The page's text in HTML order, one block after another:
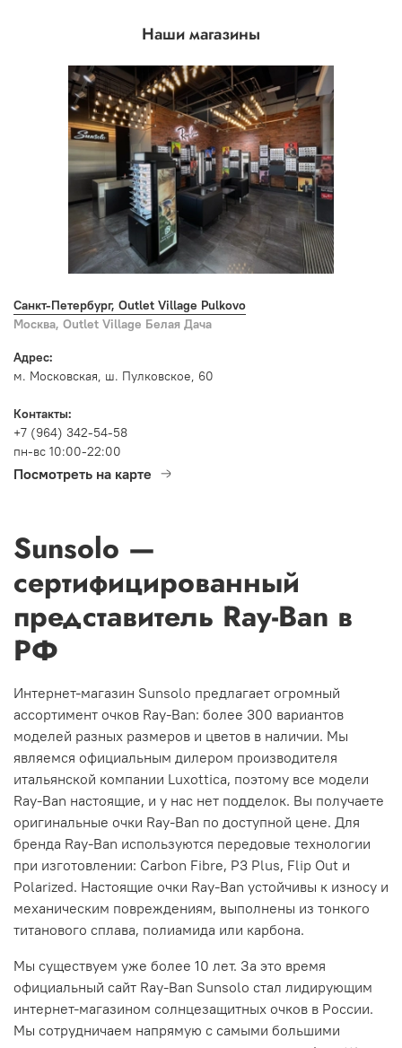
Наши магазины
Санкт-Петербург, Outlet Village Pulkovo
Москва, Outlet Village Белая Дача
Адрес:
м. Московская, ш. Пулковское, 60
Контакты:
+7 (964) 342-54-58
пн-вс 10:00-22:00
Посмотреть на карте
Sunsolo —
сертифицированный
представитель Ray-Ban в
РФ
Интернет-магазин Sunsolo предлагает огромный
ассортимент очков Ray-Ban: более 300 вариантов
моделей разных размеров и цветов в наличии. Мы
являемся официальным дилером производителя
итальянской компании Luxottica, поэтому все модели
Ray-Ban настоящие, и у нас нет подделок. Вы получаете
оригинальные очки Ray-Ban по доступной цене. Для
бренда Ray-Ban используются передовые технологии
при изготовлении: Carbon Fibre, P3 Plus, Flip Out и
Polarized. Настоящие очки Ray-Ban устойчивы к износу и
механическим повреждениям, выполнены из тонкого
титанового сплава, полиамида или карбона.
Мы существуем уже более 10 лет. За это время
официальный сайт Ray-Ban Sunsolo стал лидирующим
интернет-магазином солнцезащитных очков в России.
Мы сотрудничаем напрямую с самыми большими